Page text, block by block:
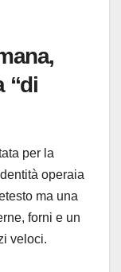
“di
per la
operaia
ma una
forni e un
veloci.